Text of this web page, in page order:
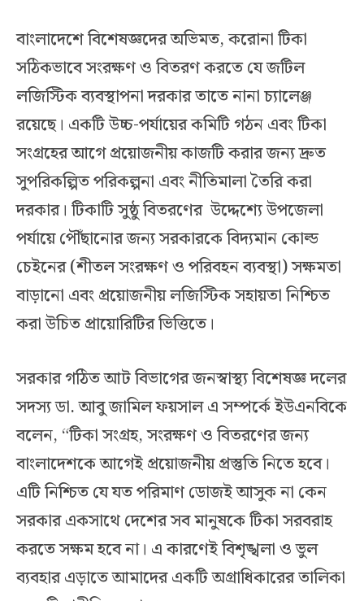
বাংলাদেশে বিশেষজ্ঞদের অভিমত, করোনা টিকা
সঠিকভাবে সংরক্ষণ ও বিতরণ করতে যে জটিল
লজিস্টিক ব্যবস্থাপনা দরকার তাতে নানা চ্যালেঞ্জ
রয়েছে। একটি উচ্চ-পর্যায়ের কমিটি গঠন এবং টিকা
সংগ্রহের আগে প্রয়োজনীয় কাজটি করার জন্য দ্রুত
সুপরিকল্পিত পরিকল্পনা এবং নীতিমালা তৈরি করা
দরকার। টিকাটি সুষ্ঠু বিতরণের উদ্দেশ্যে উপজেলা
পর্যায়ে পৌঁছানোর জন্য সরকারকে বিদ্যমান কোল্ড
চেইনের (শীতল সংরক্ষণ ও পরিবহন ব্যবস্থা) সক্ষমতা
বাড়ানো এবং প্রয়োজনীয় লজিস্টিক সহায়তা নিশ্চিত
করা উচিত প্রায়োরিটির ভিত্তিতে।
সরকার গঠিত আট বিভাগের জনস্বাস্থ্য বিশেষজ্ঞ দলের
সদস্য ডা. আবু জামিল ফয়সাল এ সম্পর্কে ইউএনবিকে
বলেন, “টিকা সংগ্রহ, সংরক্ষণ ও বিতরণের জন্য
বাংলাদেশকে আগেই প্রয়োজনীয় প্রস্তুতি নিতে হবে।
এটি নিশ্চিত যে যত পরিমাণ ডোজই আসুক না কেন
সরকার একসাথে দেশের সব মানুষকে টিকা সরবরাহ
করতে সক্ষম হবে না। এ কারণেই বিশৃঙ্খলা ও ভুল
ব্যবহার এড়াতে আমাদের একটি অগ্রাধিকারের তালিকা